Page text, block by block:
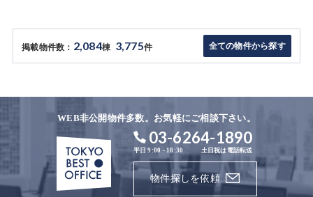
掲載物件数： 2,084棟 3,775件 全ての物件から探す
WEB非公開物件多数。お気軽にご相談下さい。
03-6264-1890
平日 9:00 - 18:30 土日祝は電話転送
物件探しを依頼